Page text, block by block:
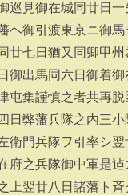
巡見御在城同廿日
ヘ御引渡東京ニ御
廿七日猶又同卿甲
御出馬同六日御着
屯集謹慎之者共再
日弊藩兵隊之内三
衛門兵隊ヲ引率シ
府之兵隊御中軍是
上翌廿八日諸藩ト